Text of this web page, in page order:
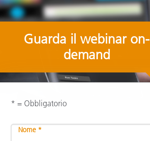
Condividi
Guarda il webinar on-
demand
* = Obbligatorio
Nome *